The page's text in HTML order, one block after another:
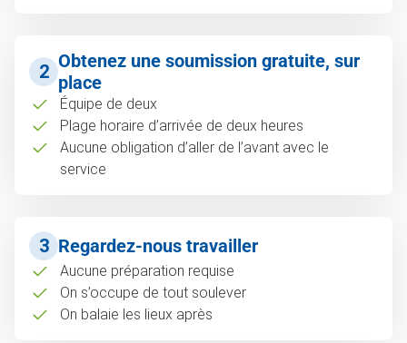
2 Obtenez une soumission gratuite, sur
place
Équipe de deux
Plage horaire d’arrivée de deux heures
Aucune obligation d’aller de l’avant avec le
service
3 Regardez-nous travailler
Aucune préparation requise
On s’occupe de tout soulever
On balaie les lieux après